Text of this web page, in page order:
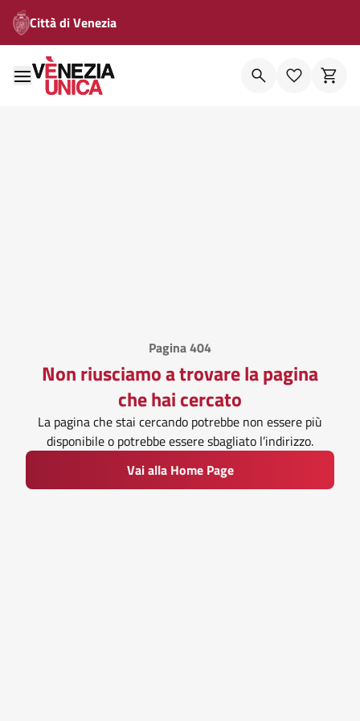
Città di Venezia
Pagina 404
Non riusciamo a trovare la pagina
che hai cercato
La pagina che stai cercando potrebbe non essere più
disponibile o potrebbe essere sbagliato l’indirizzo.
Vai alla Home Page